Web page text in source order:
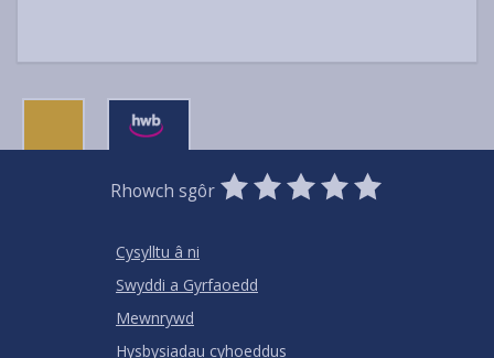
Rhowch sgôr
0
Stars
1
Star
2
Stars
3
Stars
4
Stars
5
Stars
Cysylltu â ni
Swyddi a Gyrfaoedd
Mewnrywd
Hysbysiadau cyhoeddus